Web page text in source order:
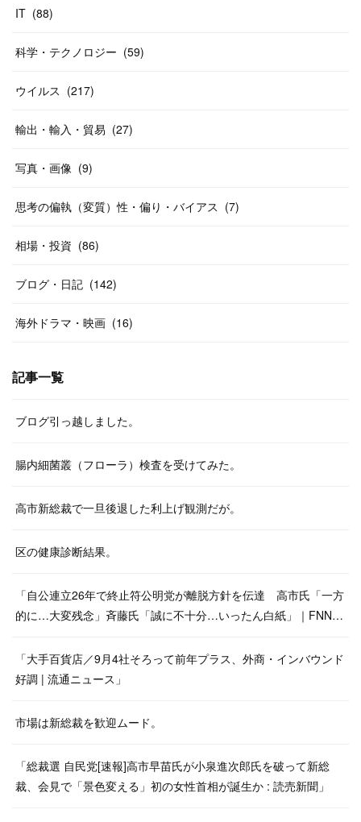
IT (88)
科学・テクノロジー (59)
ウイルス (217)
輸出・輸入・貿易 (27)
写真・画像 (9)
思考の偏執（変質）性・偏り・バイアス (7)
相場・投資 (86)
ブログ・日記 (142)
海外ドラマ・映画 (16)
記事一覧
ブログ引っ越しました。
腸内細菌叢（フローラ）検査を受けてみた。
高市新総裁で一旦後退した利上げ観測だが。
区の健康診断結果。
「自公連立26年で終止符公明党が離脱方針を伝達 高市氏「一方
的に…大変残念」斉藤氏「誠に不十分…いったん白紙」｜FNN…
「大手百貨店／9月4社そろって前年プラス、外商・インバウンド
好調 | 流通ニュース」
市場は新総裁を歓迎ムード。
「総裁選 自民党[速報]高市早苗氏が小泉進次郎氏を破って新総
裁、会見で「景色変える」初の女性首相が誕生か : 読売新聞」